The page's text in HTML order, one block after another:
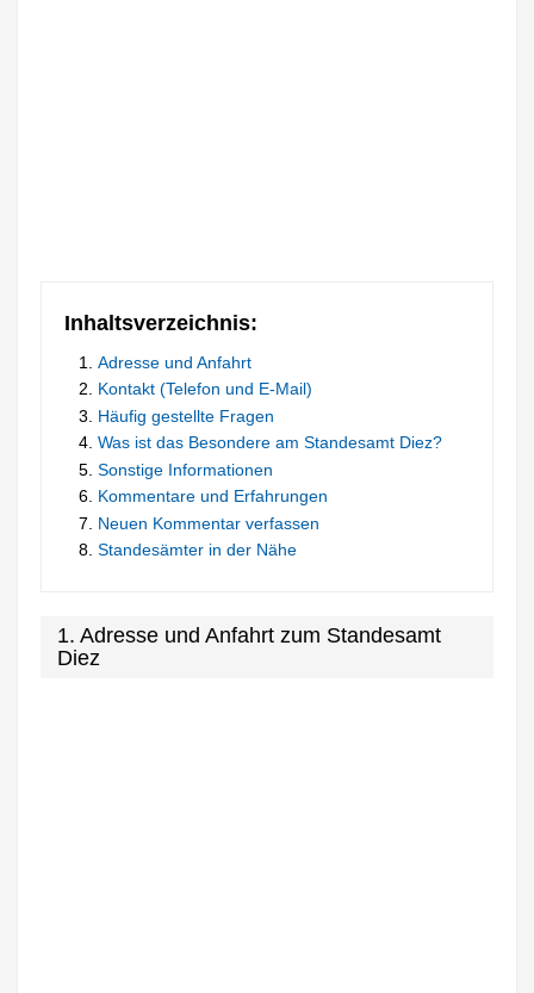
Inhaltsverzeichnis:
Adresse und Anfahrt
Kontakt (Telefon und E-Mail)
Häufig gestellte Fragen
Was ist das Besondere am Standesamt Diez?
Sonstige Informationen
Kommentare und Erfahrungen
Neuen Kommentar verfassen
Standesämter in der Nähe
1. Adresse und Anfahrt zum Standesamt
Diez